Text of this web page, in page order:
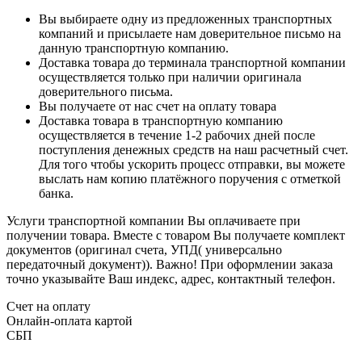
Вы выбираете одну из предложенных транспортных
компаний и присылаете нам доверительное письмо на
данную транспортную компанию.
Доставка товара до терминала транспортной компании
осуществляется только при наличии оригинала
доверительного письма.
Вы получаете от нас счет на оплату товара
Доставка товара в транспортную компанию
осуществляется в течение 1-2 рабочих дней после
поступления денежных средств на наш расчетный счет.
Для того чтобы ускорить процесс отправки, вы можете
выслать нам копию платёжного поручения с отметкой
банка.
Услуги транспортной компании Вы оплачиваете при
получении товара. Вместе с товаром Вы получаете комплект
документов (оригинал счета, УПД( универсально
передаточный документ)). Важно! При оформлении заказа
точно указывайте Ваш индекс, адрес, контактный телефон.
Счет на оплату
Онлайн-оплата картой
СБП